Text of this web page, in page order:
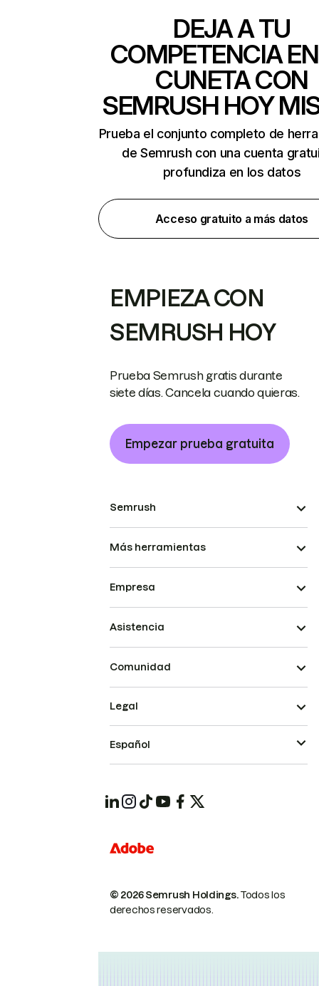
DEJA A TU
COMPETENCIA
CUNETA CON
SEMRUSH HOY
Prueba el conjunto completo de
de Semrush con una cuenta
profundiza en los datos
Acceso gratuito a más datos
EMPIEZA CON
SEMRUSH HOY
Prueba Semrush gratis durante
siete días. Cancela cuando quieras.
Empezar prueba gratuita
Semrush
Más herramientas
Empresa
Asistencia
Comunidad
© 2026 Semrush Holdings.Todos los
derechos reservados.
Legal
Español